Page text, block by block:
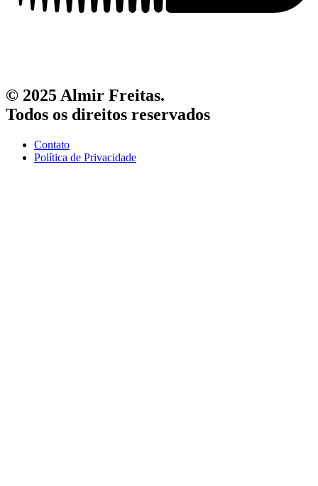
© 2025 Almir Freitas.
Todos os direitos reservados
Contato
Política de Privacidade